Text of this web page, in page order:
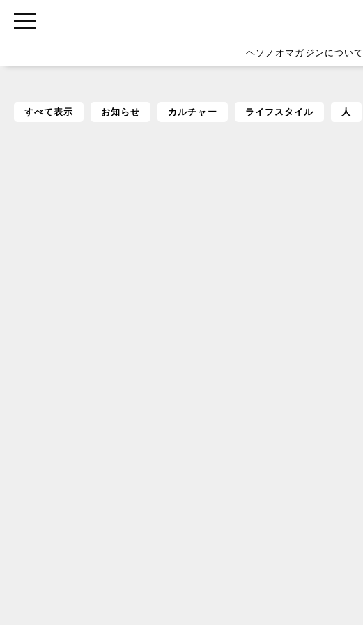
ヘソノオマガジンについて
すべて表示 お知らせ カルチャー ライフスタイル 人